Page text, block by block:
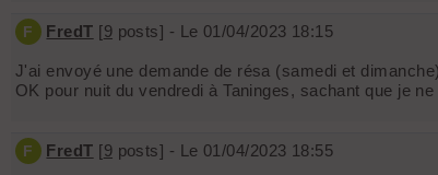
F FredT [9 posts] - Le 01/04/2023 18:15
J'ai envoyé une demande de résa (samedi et
OK pour nuit du vendredi à Taninges, sachant que je
F FredT [9 posts] - Le 01/04/2023 18:55